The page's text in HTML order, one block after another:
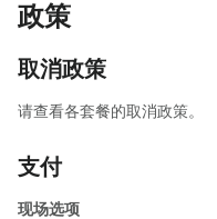
政策
取消政策
请查看各套餐的取消政策。
支付
现场选项